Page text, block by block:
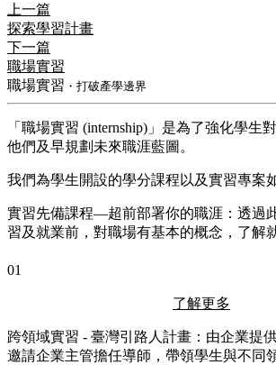
上一篇
探索學習計畫
下一篇
職場實習
職場實習 ・打破產學邊界
「職場實習 (internship)」是為了強化學生
他們及早規劃未來職涯藍圖。
我們為學生開設的學分課程以及實習專案
實習先備課程—超前部署你的職涯：透過
習及就業前，對職場有基本的概念，了解
01
了解更多
跨領域實習 - 臺灣引路人計畫：由企業提
邀請企業主管擔任導師，帶領學生與不同